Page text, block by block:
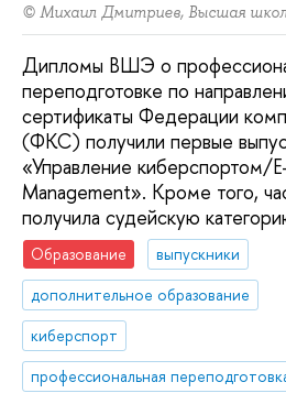
© Михаил Дмитриев, Высшая
Дипломы ВШЭ о
переподготовке по
сертификаты Федерации
(ФКС) получили первые
«Управление киберспортом/
Management». Кроме того,
получила судейскую
Образование
выпускники
дополнительное образование
киберспорт
профессиональная